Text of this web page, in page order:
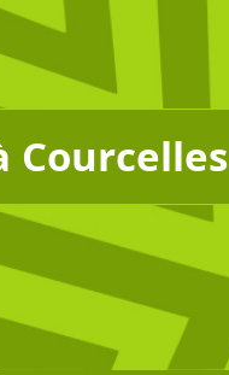
Courcelles